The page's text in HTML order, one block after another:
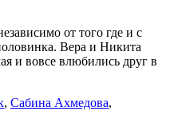
от того где и с
Вера и Никита
и вовсе влюбились друг в
, Сабина Ахмедова,